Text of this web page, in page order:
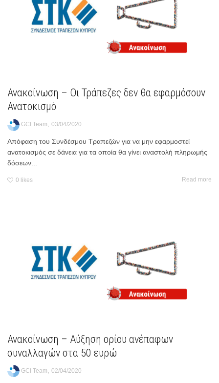
Ανακοίνωση – Οι Τράπεζες δεν θα εφαρμόσουν
Ανατοκισμό
GCI Team, 03/04/2020
Απόφαση του Συνδέσμου Τραπεζών για να μην εφαρμοστεί
ανατοκισμός σε δάνεια για τα οποία θα γίνει αναστολή πληρωμής
δόσεων...
0 likes Read more
Ανακοίνωση – Αύξηση ορίου ανέπαφων
συναλλαγών στα 50 ευρώ
GCI Team 02/04/2020